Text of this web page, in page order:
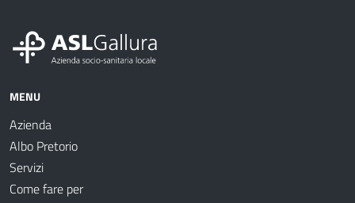
MENU
Azienda
Albo Pretorio
Servizi
Come fare per